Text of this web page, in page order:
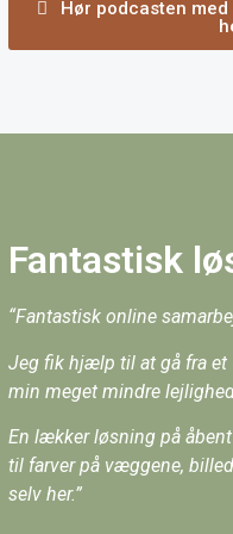
Hør podcasten
Fantastisk
“Fantastisk online
Jeg fik hjælp til at gå fra
min meget mindre
En lækker løsning på
til farver på væggene,
selv her.”